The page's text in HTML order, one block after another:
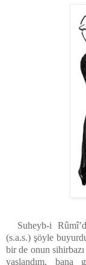
Suheyb-i
(s.a.s.) şöyle
bir de onun
yaşlandım, bana